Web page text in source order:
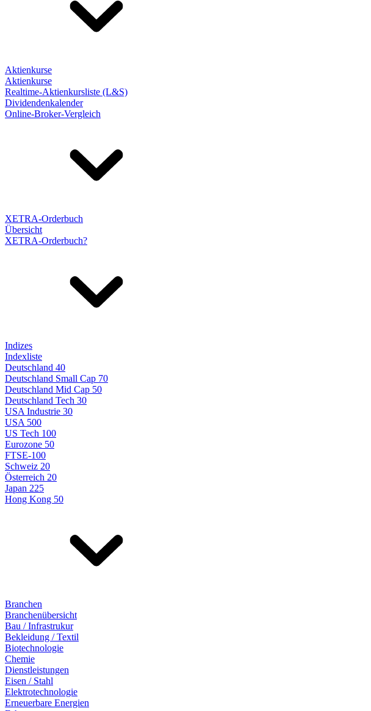
Aktienkurse
Aktienkurse
Realtime-Aktienkursliste (L&S)
Dividendenkalender
Online-Broker-Vergleich
XETRA-Orderbuch
Übersicht
XETRA-Orderbuch?
Indizes
Indexliste
Deutschland 40
Deutschland Small Cap 70
Deutschland Mid Cap 50
Deutschland Tech 30
USA Industrie 30
USA 500
US Tech 100
Eurozone 50
FTSE-100
Schweiz 20
Österreich 20
Japan 225
Hong Kong 50
Branchen
Branchenübersicht
Bau / Infrastrukur
Bekleidung / Textil
Biotechnologie
Chemie
Dienstleistungen
Eisen / Stahl
Elektrotechnologie
Erneuerbare Energien